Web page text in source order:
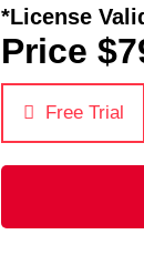
*License
Price
Free Trial